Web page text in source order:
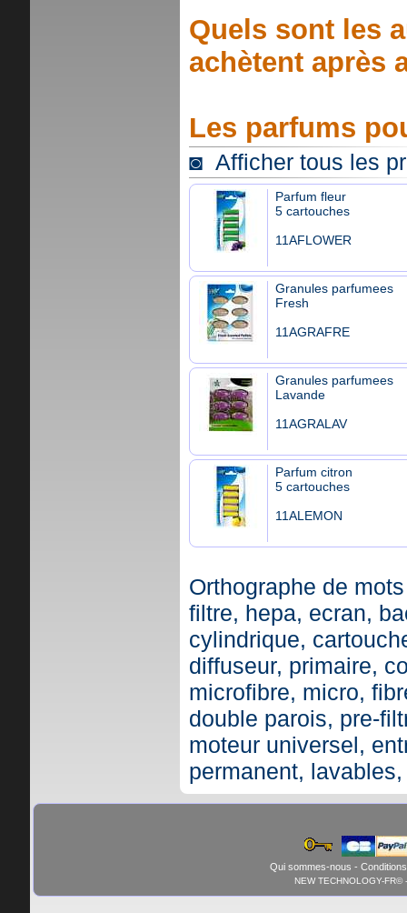
Quels sont les
achètent après
Les parfums
◙ Afficher tous les
Parfum fleur
5 cartouches
11AFLOWER
Granules parfumees
Fresh
11AGRAFRE
Granules parfumees
Lavande
11AGRALAV
Parfum citron
5 cartouches
11ALEMON
Orthographe de
filtre, hepa, ecran,
cylindrique,
diffuseur, primaire,
microfibre, micro,
double parois, pre-
moteur universel,
permanent,
Qui sommes-nous -
NEW TECHNOLOGY-